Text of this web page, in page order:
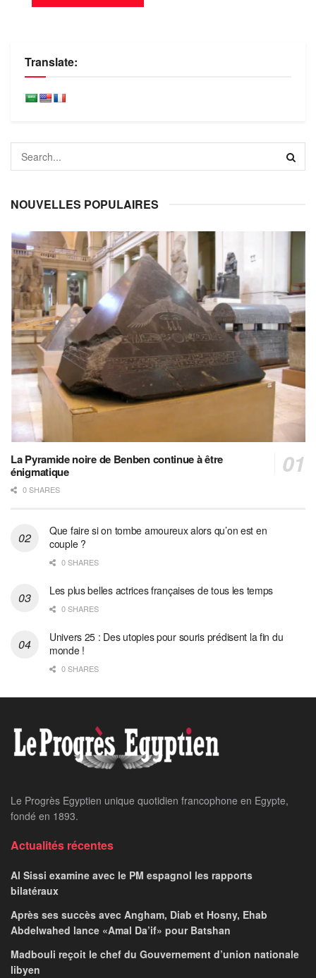
Translate:
NOUVELLES POPULAIRES
La Pyramide noire de Benben continue à être
énigmatique
0 SHARES
Que faire si on tombe amoureux alors qu’on est en
couple ?
0 SHARES
Les plus belles actrices françaises de tous les temps
0 SHARES
Univers 25 : Des utopies pour souris prédisent la fin du
monde !
0 SHARES
Le Progrès Egyptien unique quotidien francophone en Egypte,
fondé en 1893.
Actualités récentes
Al Sissi examine avec le PM espagnol les rapports
bilatéraux
Après ses succès avec Angham, Diab et Hosny, Ehab
Abdelwahed lance «Amal Da’if» pour Batshan
Madbouli reçoit le chef du Gouvernement d’union nationale
libyen